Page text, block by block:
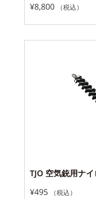
¥8,800 （税込）
TJO 空気銃用ナ
¥495 （税込）